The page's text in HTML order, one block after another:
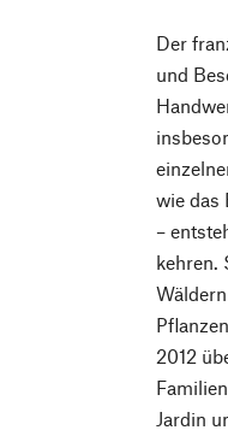
Der
und
wie das
–
kehren.
2012
Jardin